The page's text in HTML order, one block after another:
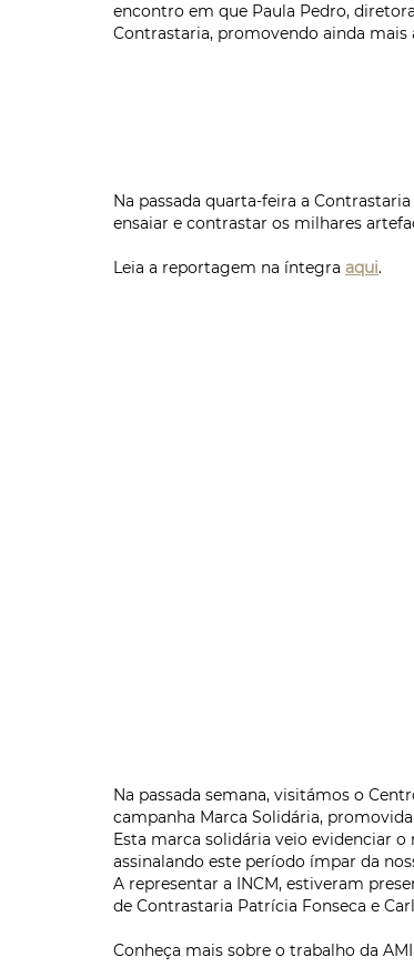
encontro em que Paula Pedro,
Contrastaria, promovendo ainda mais
Na passada quarta-feira a
ensaiar e contrastar os milhares
Leia a reportagem na íntegra aqui.
Na passada semana, visitámos o
campanha Marca Solidária,
Esta marca solidária veio evidenciar
assinalando este período ímpar da
A representar a INCM, estiveram
de Contrastaria Patrícia Fonseca e
Conheça mais sobre o trabalho da AMI